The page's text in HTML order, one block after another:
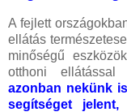
A fejlett
ellátás
minőségű
otthoni ellátással
azonban nekünk
segítséget